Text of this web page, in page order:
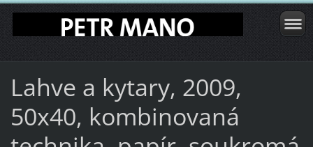
Lahve a kytary, 2009,
50x40, kombinovaná